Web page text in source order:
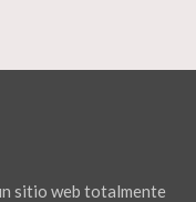
sitio web totalmente